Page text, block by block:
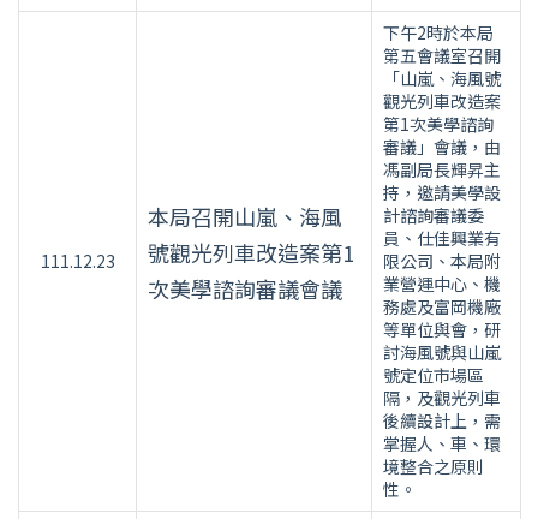
111.12.23
本局召開山嵐、海風
號觀光列車改造案第1
次美學諮詢審議會議
下午2時於本局
第五會議室召開
「山嵐、海風號
觀光列車改造案
第1次美學諮詢
審議」會議，由
馮副局長輝昇主
持，邀請美學設
計諮詢審議委
員、仕佳興業有
限公司、本局附
業營運中心、機
務處及富岡機廠
等單位與會，研
討海風號與山嵐
號定位市場區
隔，及觀光列車
後續設計上，需
掌握人、車、環
境整合之原則
性。